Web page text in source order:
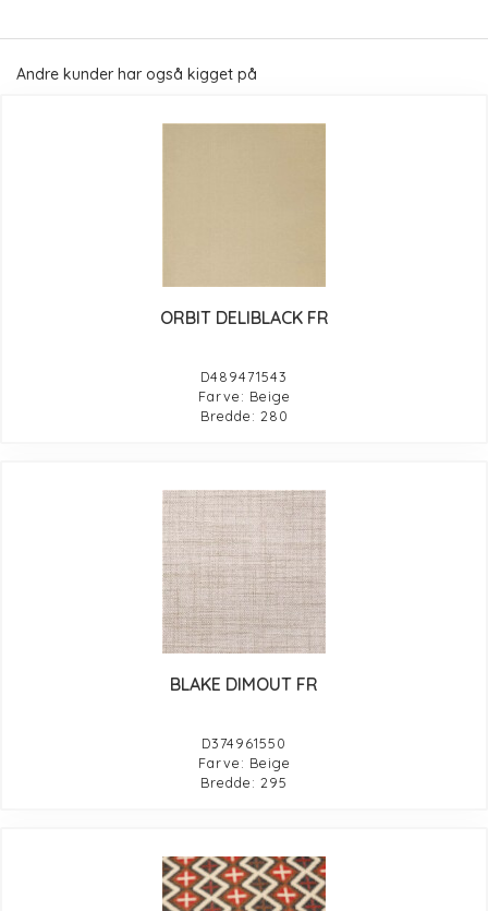
Andre kunder har også kigget på
ORBIT DELIBLACK FR
D489471543
Farve: Beige
Bredde: 280
BLAKE DIMOUT FR
D374961550
Farve: Beige
Bredde: 295